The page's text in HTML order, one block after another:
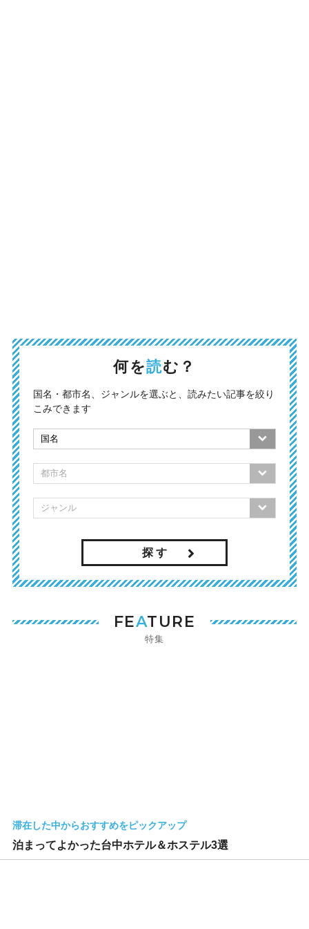
何を読む？
国名・都市名、ジャンルを選ぶと、読みたい記事を絞り
こみできます
探 す
FEATURE
特集
滞在した中からおすすめをピックアップ
泊まってよかった台中ホテル＆ホステル3選